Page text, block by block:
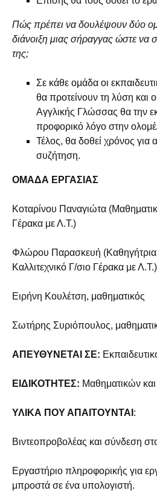
Πώς πρέπει να δουλέψουν δύο
διάνοιξη μιας σήραγγας ώστε να
της;
Σε κάθε ομάδα οι
θα προτείνουν τη λύση και
Αγγλικής Γλώσσας θα την
προφορικό λόγο στην
Τέλος, θα δοθεί χρόνος για
συζήτηση.
ΟΜΑΔΑ ΕΡΓΑΣΙΑΣ
Κοταρίνου Παναγιώτα
Γέρακα με Λ.Τ.)
Φλώρου Παρασκευή
Καλλιτεχνικό Γ/σιο Γέρακα με Λ.Τ.)
Ειρήνη Κουλέτση, μαθηματικός
Σωτήρης Συριόπουλος,
ΑΠΕΥΘΥΝΕΤΑΙ ΣΕ:
ΕΙΔΙΚΟΤΗΤΕΣ: Μαθηματικών
ΥΛΙΚΑ ΠΟΥ ΑΠΑΙΤΟΥΝΤΑΙ :
Βιντεοπροβολέας και σύνδεση
Εργαστήριο πληροφορικής για
μπροστά σε ένα υπολογιστή.